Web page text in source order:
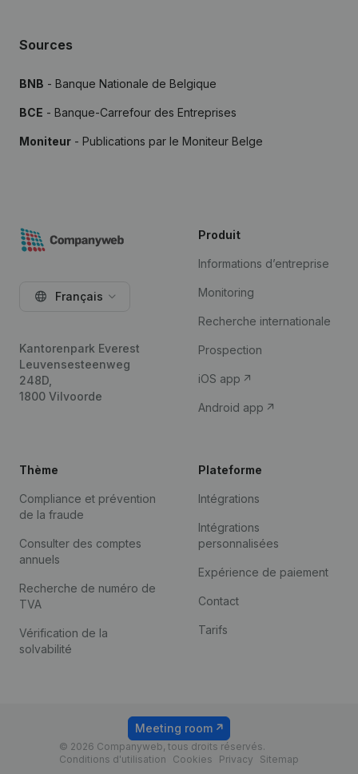
Sources
BNB - Banque Nationale de Belgique
BCE - Banque-Carrefour des Entreprises
Moniteur - Publications par le Moniteur Belge
Français
Kantorenpark Everest
Leuvensesteenweg
248D,
1800 Vilvoorde
Produit
Informations d’entreprise
Monitoring
Recherche internationale
Prospection
iOS app
Android app
Thème
Compliance et prévention
de la fraude
Consulter des comptes
annuels
Recherche de numéro de
TVA
Vérification de la
solvabilité
Plateforme
Intégrations
Intégrations
personnalisées
Expérience de paiement
Contact
Tarifs
© 2026 Companyweb, tous droits réservés.
Conditions d'utilisation
Cookies Privacy Sitemap
Meeting room